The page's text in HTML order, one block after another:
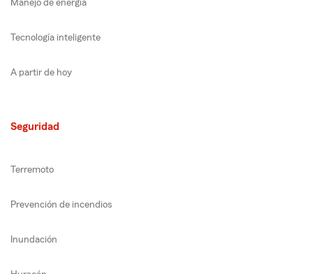
Manejo de energía
Tecnología inteligente
A partir de hoy
Seguridad
Terremoto
Prevención de incendios
Inundación